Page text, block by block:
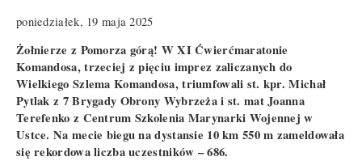
poniedziałek, 19 maja 2025
Żołnierze z Pomorza górą! W XI Ćwierćmaratonie
Komandosa, trzeciej z pięciu imprez zaliczanych do
Wielkiego Szlema Komandosa, triumfowali st. kpr. Michał
Pytlak z 7 Brygady Obrony Wybrzeża i st. mat Joanna
Terefenko z Centrum Szkolenia Marynarki Wojennej w
Ustce. Na mecie biegu na dystansie 10 km 550 m zameldowała
się rekordowa liczba uczestników – 686.